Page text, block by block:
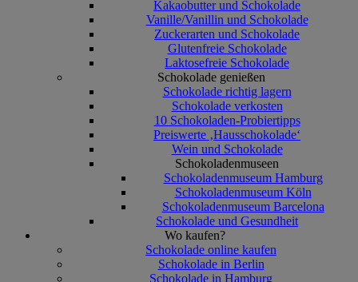
Kakaobutter und Schokolade
Vanille/Vanillin und Schokolade
Zuckerarten und Schokolade
Glutenfreie Schokolade
Laktosefreie Schokolade
Schokolade genießen
Schokolade richtig lagern
Schokolade verkosten
10 Schokoladen-Probiertipps
Preiswerte ‚Hausschokolade‘
Wein und Schokolade
Schokoladenmuseen
Schokoladenmuseum Hamburg
Schokoladenmuseum Köln
Schokoladenmuseum Barcelona
Schokolade und Gesundheit
Wo kaufen?
Schokolade online kaufen
Schokolade in Berlin
Schokolade in Hamburg